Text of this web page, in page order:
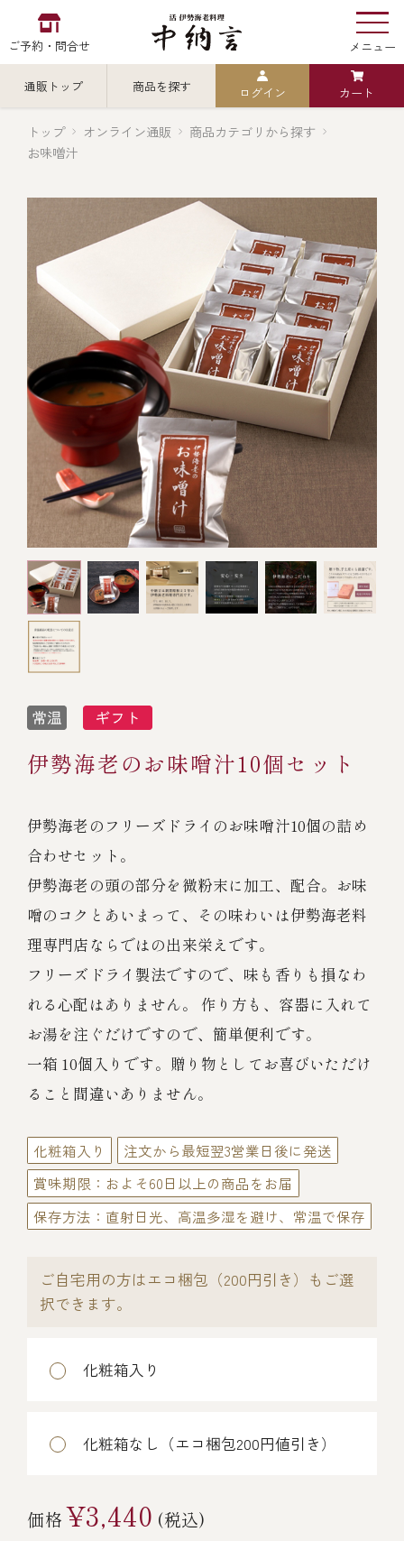
ご予約・問合せ メニュー
中納言の お食い初め
中納言の伊勢海老
用途・シーン
ご結婚式 1.5次会・
二次会
レストラン
オンライン通販
(造り/焼物/蒸し/ボイル伊勢海老)
(ごちそう重/誕生日重/還暦重/お食い初め重)
(生おせち/おせち冷凍)
弁当宅配・仕出し
鉄板焼 ひかり
製薬会社・MR
プライバシーポリシー
サイトマップ
通販トップ 商品を探す
カテゴリから探す 全ての商品を見る
全ての商品を見る
お造り（お刺身）
焼物
蒸し
ボイル伊勢海老
ごちそう重
全ての商品を見る
ごちそう重
還暦重
誕生日重
お食い初め重
おせち
全ての商品を見る
生おせち
おせち冷凍
海鮮鍋
海鮮ＢＢＱ
調味料
レストラン商品
鉄板焼ひかり
中納言
お弁当（冷凍）
その他
ギフト/贈り物
価格で探す
￥3,000～￥4,999
￥5,000～￥9,999
￥10,000～￥14,999
￥15,000～￥19,999
ログイン カート
トップ オンライン通販
商品カテゴリから探す
お味噌汁
伊勢海老のお味噌汁10個セット
伊勢海老のフリーズドライのお味噌汁10個の詰め
合わせセット。
伊勢海老の頭の部分を微粉末に加工、配合。お味
噌のコクとあいまって、その味わいは伊勢海老料
理専門店ならではの出来栄えです。
フリーズドライ製法ですので、味も香りも損なわ
れる心配はありません。 作り方も、容器に入れて
お湯を注ぐだけですので、簡単便利です。
一箱 10個入りです。贈り物としてお喜びいただけ
ること間違いありません。
化粧箱入り
注文から最短翌3営業日後に発送
賞味期限：およそ60日以上の商品をお届
保存方法：直射日光、高温多湿を避け、常温で保存
ご自宅用の方はエコ梱包（200円引き）もご選
択できます。
化粧箱入り
化粧箱なし（エコ梱包200円値引き）
価格¥3,440 (税込)